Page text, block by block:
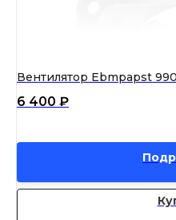
Вентилятор Ebmpapst
6 400 ₽